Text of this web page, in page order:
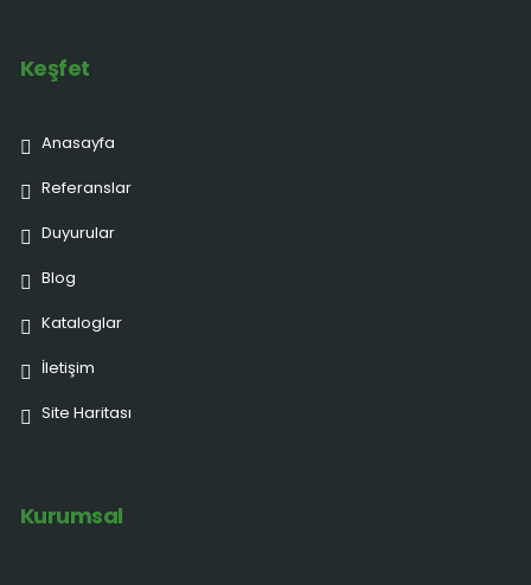
Keşfet
Anasayfa
Referanslar
Duyurular
Blog
Kataloglar
İletişim
Site Haritası
Kurumsal